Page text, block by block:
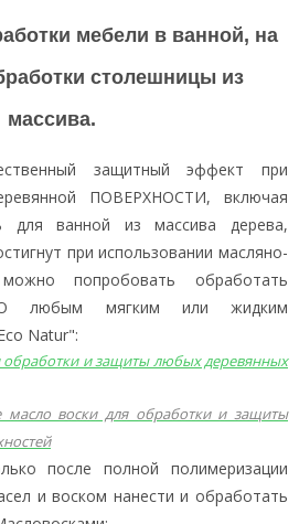
мебели в ванной, на
столешницы из
массива.
защитный эффект при
ПОВЕРХНОСТИ, включая
для ванной из массива дерева,
при использовании масляно-
попробовать обработать
любым мягким или жидким
Natur":
масло воски для обработки и защиты
после полной полимеризации
и воском нанести и обработать